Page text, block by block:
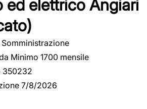
ed elettrico Angiari
Somministrazione
Minimo 1700 mensile
350232
7/8/2026